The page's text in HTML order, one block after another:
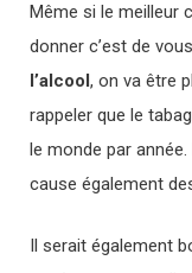
Même si le meilleur
donner c’est de vous
l’alcool, on va être
rappeler que le
le monde par année.
cause également
Il serait également